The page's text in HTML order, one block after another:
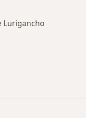
Lurigancho